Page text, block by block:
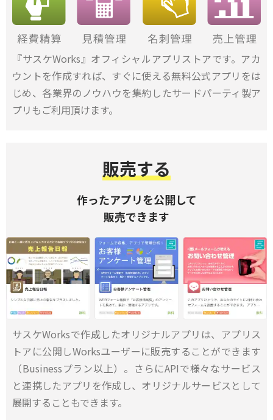
『サスケWorks』オフィシャルアプリストアです。アカ
ウントを作成すれば、すぐに使える無料公式アプリをは
じめ、各業界のノウハウを集約したサードパーティ製ア
プリもご利用頂けます。
販売する
作ったアプリを公開して
販売できます
サスケWorksで作成したオリジナルアプリは、アプリス
トアに公開しWorksユーザーに販売することができます
（Businessプラン以上）。さらにAPIで様々なサービス
と連携したアプリを作成し、オリジナルサービスとして
展開することもできます。